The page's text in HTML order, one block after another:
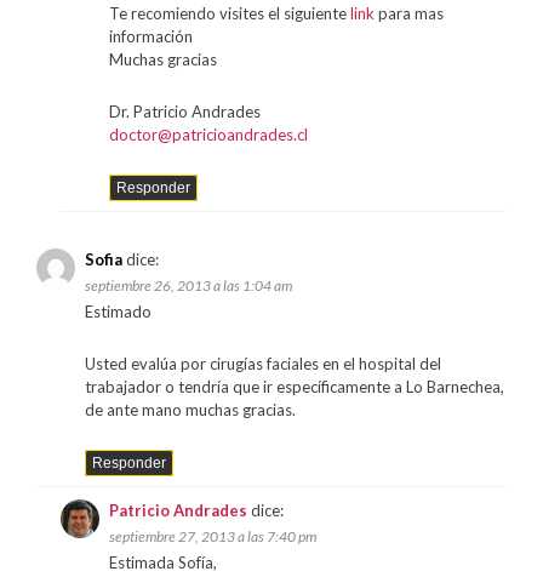
Te recomiendo visites el siguientelink para mas
información
Muchas gracias
Dr. Patricio Andrades
doctor@patricioandrades.cl
Responder
Sofiadice:
septiembre 26, 2013 a las 1:04 am
Estimado
Usted evalúa por cirugías faciales en el hospital del
trabajador o tendría que ir específicamente a Lo Barnechea,
de ante mano muchas gracias.
Responder
Patricio Andrades dice:
septiembre 27, 2013 a las 7:40 pm
Estimada Sofía,